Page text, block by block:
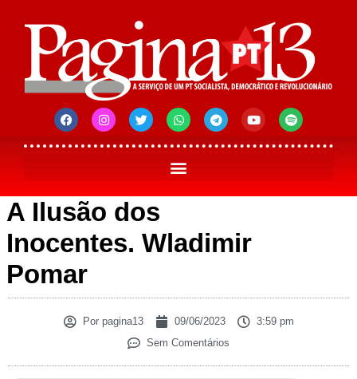
A Ilusão dos
Inocentes. Wladimir
Pomar
Porpagina13 09/06/2023
3:59 pm
Sem Comentários